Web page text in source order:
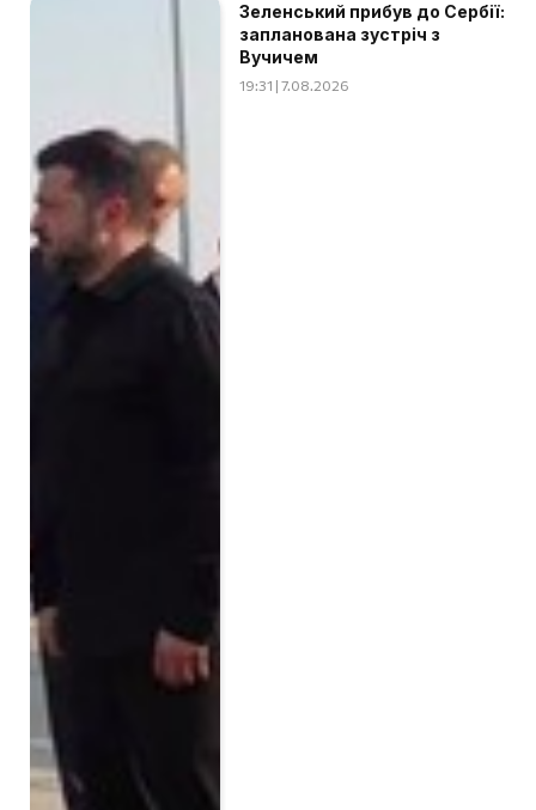
Зеленський прибув до Сербії:
запланована зустріч з
Вучичем
19:31 | 7.08.2026